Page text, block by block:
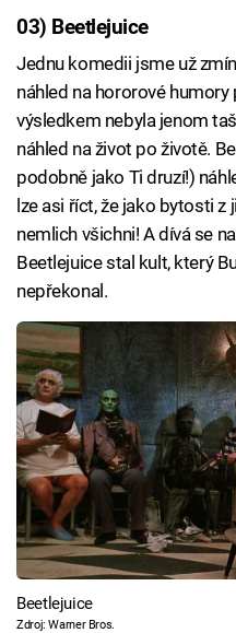
03) Beetlejuice
Jednu komedii jsme už
náhled na hororové
výsledkem nebyla jenom
náhled na život po životě.
podobně jako Ti druzí!)
lze asi říct, že jako bytosti z
nemlich všichni! A dívá se
Beetlejuice stal kult, který
nepřekonal.
Beetlejuice
Zdroj: Warner Bros.